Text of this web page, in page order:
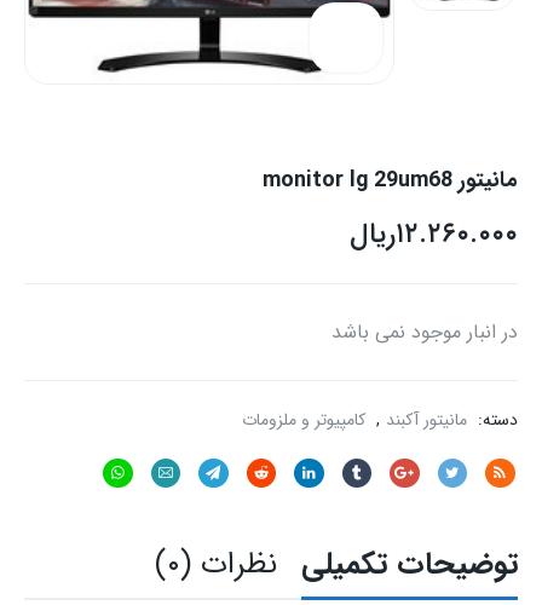
مانیتور monitor lg 29um68
ریال۱۲.۲۶۰.۰۰۰
در انبار موجود نمی باشد
دسته: مانیتور آکبند , کامپیوتر و ملزومات
توضیحات تکمیلی نظرات (۰)